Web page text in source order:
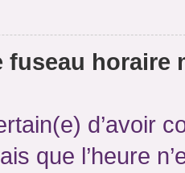
fuseau horaire
d’avoir
que l’heure